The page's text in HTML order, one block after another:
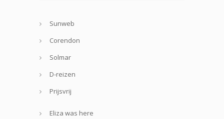
Sunweb
Corendon
Solmar
D-reizen
Prijsvrij
Eliza was here